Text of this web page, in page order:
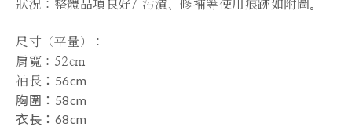
狀況：整體品項良好/ 污漬、修補等使用痕跡如附圖。
尺寸（平量）：
肩寬：52cm
袖長 ：56cm
胸圍：58cm
衣長 ：68cm